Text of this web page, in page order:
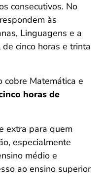
consecutivos. No
às
Linguagens e a
cinco horas e trinta
cobre Matemática e
horas de
extra para quem
especialmente
médio e
ao ensino superior